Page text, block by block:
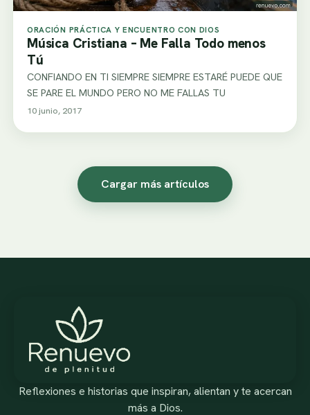
ORACIÓN PRÁCTICA Y ENCUENTRO CON DIOS
Música Cristiana – Me Falla Todo menos
Tú
CONFIANDO EN TI SIEMPRE SIEMPRE ESTARÉ PUEDE QUE
SE PARE EL MUNDO PERO NO ME FALLAS TU
10 junio, 2017
Cargar más artículos
Reflexiones e historias que inspiran, alientan y te acercan
más a Dios.